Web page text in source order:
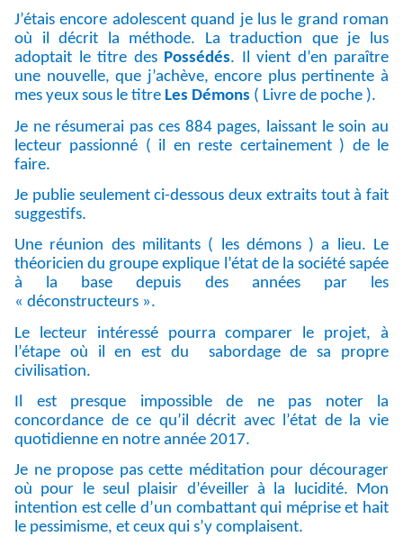
J’étais encore adolescent quand je lus le grand roman
où il décrit la méthode. La traduction que je lus
adoptait le titre des Possédés. Il vient d’en paraître
une nouvelle, que j’achève, encore plus pertinente à
mes yeux sous le titre Les Démons ( Livre de poche ).
Je ne résumerai pas ces 884 pages, laissant le soin au
lecteur passionné ( il en reste certainement ) de le
faire.
Je publie seulement ci-dessous deux extraits tout à fait
suggestifs.
Une réunion des militants ( les démons ) a lieu. Le
théoricien du groupe explique l’état de la société sapée
à la base depuis des années par les
« déconstructeurs ».
Le lecteur intéressé pourra comparer le projet, à
l’étape où il en est du sabordage de sa propre
civilisation.
Il est presque impossible de ne pas noter la
concordance de ce qu’il décrit avec l’état de la vie
quotidienne en notre année 2017.
Je ne propose pas cette méditation pour décourager
où pour le seul plaisir d’éveiller à la lucidité. Mon
intention est celle d’un combattant qui méprise et hait
le pessimisme, et ceux qui s’y complaisent.